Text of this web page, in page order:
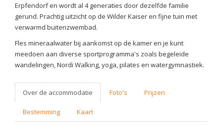
Erpfendorf en wordt al 4 generaties door dezelfde familie
gerund. Prachtig uitzicht op de Wilder Kaiser en fijne tuin met
verwarmd buitenzwembad.
Fles mineraalwater bij aankomst op de kamer en je kunt
meedoen aan diverse sportprogramma's zoals begeleide
wandelingen, Nordi Walking, yoga, pilates en watergymnastiek.
Over de accommodatie Foto's Prijzen
Bestemming Kaart